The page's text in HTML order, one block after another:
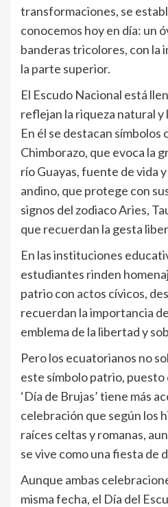
transformaciones, se
conocemos hoy en día: un
banderas tricolores, con la
la parte superior.
El Escudo Nacional está
reflejan la riqueza natural y
En él se destacan símbolos
Chimborazo, que evoca la
río Guayas, fuente de vida
andino, que protege con
signos del zodiaco Aries,
que recuerdan la gesta
En las instituciones
estudiantes rinden
patrio con actos cívicos,
recuerdan la importancia
emblema de la libertad y
Pero los ecuatorianos no
este símbolo patrio,
‘Día de Brujas’ tiene más
celebración que según los
raíces celtas y romanas,
se vive como una fiesta de
Aunque ambas
misma fecha, el Día del